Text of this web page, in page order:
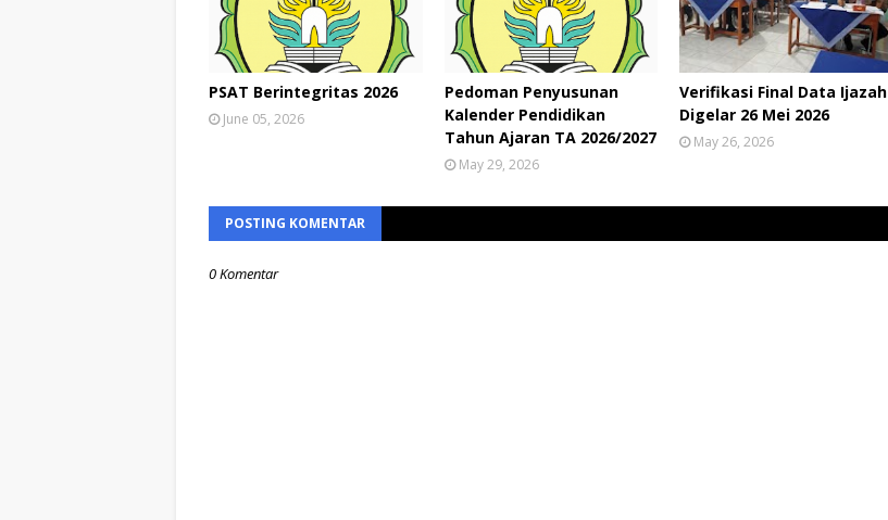
PSAT Berintegritas 2026
June 05, 2026
Pedoman Penyusunan
Kalender Pendidikan
Tahun Ajaran TA 2026/2027
May 29, 2026
Verifikasi Final Data Ijazah
Digelar 26 Mei 2026
May 26, 2026
POSTING KOMENTAR
0 Komentar